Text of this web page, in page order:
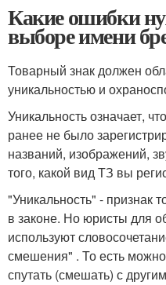
Какие ошибки
выборе имени
Товарный знак должен
уникальностью и
Уникальность означает,
ранее не было
названий, изображений,
того, какой вид ТЗ вы
"Уникальность" - признак
в законе. Но юристы для
используют
смешения" . То есть
спутать (смешать) с